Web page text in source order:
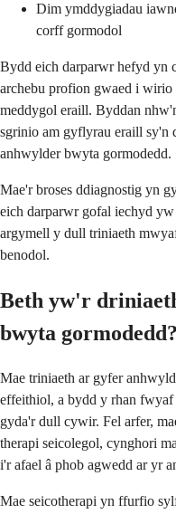
Dim ymddygiadau
corff gormodol
Bydd eich darparwr hefyd yn
archebu profion gwaed i
meddygol eraill. Byddan
sgrinio am gyflyrau eraill
anhwylder bwyta gormodedd.
Mae'r broses ddiagnostig yn
eich darparwr gofal iechyd
argymell y dull triniaeth
benodol.
Beth yw'r
bwyta gormodedd?
Mae triniaeth ar gyfer
effeithiol, a bydd y rhan
gyda'r dull cywir. Fel arfer,
therapi seicolegol, cynghori
i'r afael â phob agwedd ar yr
Mae seicotherapi yn ffurfio